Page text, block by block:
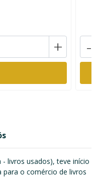
+ -
livros usados), teve início
para o comércio de livros